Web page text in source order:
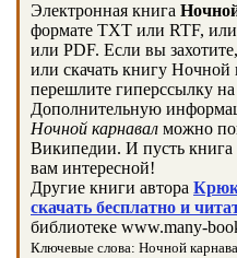
Электронная книга
формате TXT или RTF,
или PDF. Если вы
или скачать книгу Ночной
перешлите гиперссылку на
Дополнительную
Ночной карнавал можно
Википедии. И пусть книга
вам интересной!
Другие книги автора
скачать бесплатно и
библиотеке www.many-
Ключевые слова: Ночной